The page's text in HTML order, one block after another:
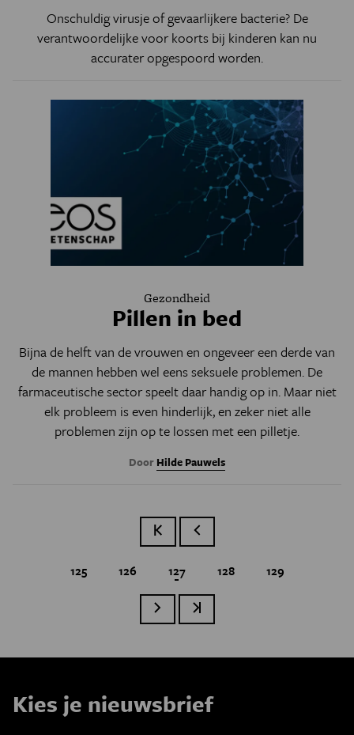
Onschuldig virusje of gevaarlijkere bacterie? De
verantwoordelijke voor koorts bij kinderen kan nu
accurater opgespoord worden.
Gezondheid
Pillen in bed
Bijna de helft van de vrouwen en ongeveer een derde van
de mannen hebben wel eens seksuele problemen. De
farmaceutische sector speelt daar handig op in. Maar niet
elk probleem is even hinderlijk, en zeker niet alle
problemen zijn op te lossen met een pilletje.
Door Hilde Pauwels
Paginatie
Eerste paginaVorige pagina
Page
125 Page
126 Huidige pagina
127 Page
128 Page
129
Volgende paginaLaatste pagina
Kies je nieuwsbrief